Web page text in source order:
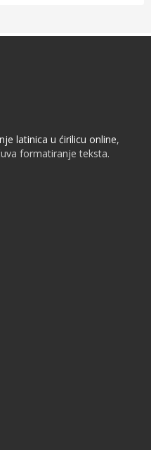
latinica u ćirilicu online,
formatiranje teksta.